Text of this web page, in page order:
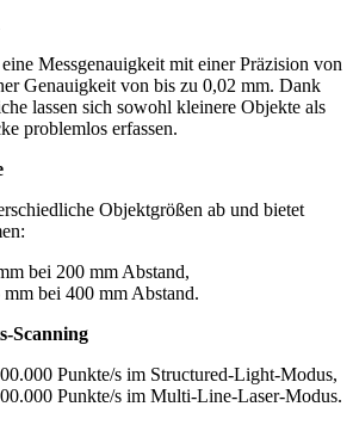
Messgenauigkeit mit einer Präzision von
Genauigkeit von bis zu 0,02 mm. Dank
lassen sich sowohl kleinere Objekte als
problemlos erfassen.
Objektgrößen ab und bietet
bei 200 mm Abstand,
bei 400 mm Abstand.
Scanning
Punkte/s im Structured-Light-Modus,
Punkte/s im Multi-Line-Laser-Modus.